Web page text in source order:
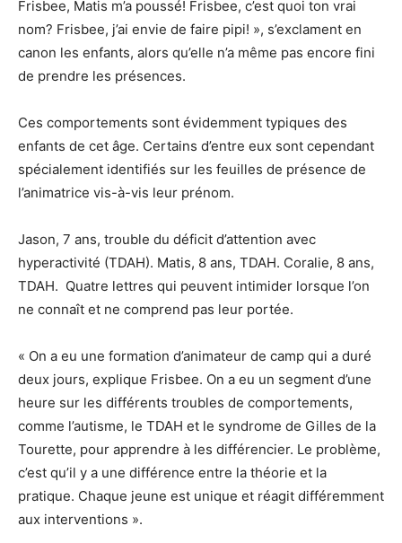
Frisbee, Matis m’a poussé! Frisbee, c’est quoi ton vrai
nom? Frisbee, j’ai envie de faire pipi! », s’exclament en
canon les enfants, alors qu’elle n’a même pas encore fini
de prendre les présences.
Ces comportements sont évidemment typiques des
enfants de cet âge. Certains d’entre eux sont cependant
spécialement identifiés sur les feuilles de présence de
l’animatrice vis-à-vis leur prénom.
Jason, 7 ans, trouble du déficit d’attention avec
hyperactivité (TDAH). Matis, 8 ans, TDAH. Coralie, 8 ans,
TDAH. Quatre lettres qui peuvent intimider lorsque l’on
ne connaît et ne comprend pas leur portée.
« On a eu une formation d’animateur de camp qui a duré
deux jours, explique Frisbee. On a eu un segment d’une
heure sur les différents troubles de comportements,
comme l’autisme, le TDAH et le syndrome de Gilles de la
Tourette, pour apprendre à les différencier. Le problème,
c’est qu’il y a une différence entre la théorie et la
pratique. Chaque jeune est unique et réagit différemment
aux interventions ».